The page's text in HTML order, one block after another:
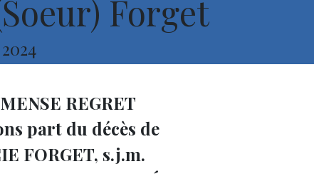
Forget
2024
REGRET
du décès de
FORGET, s.j.m.